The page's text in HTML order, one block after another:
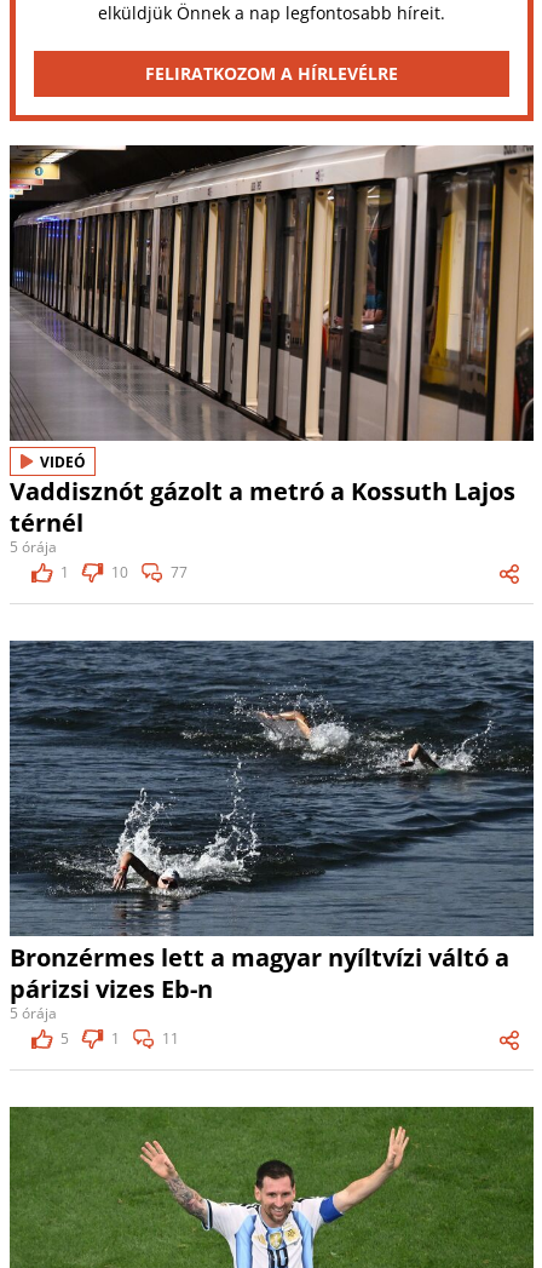
elküldjük Önnek a nap legfontosabb híreit.
FELIRATKOZOM A HÍRLEVÉLRE
VIDEÓ
Vaddisznót gázolt a metró a Kossuth Lajos
térnél
5 órája
1
10 77
Bronzérmes lett a magyar nyíltvízi váltó a
párizsi vizes Eb-n
5 órája
5
1 11